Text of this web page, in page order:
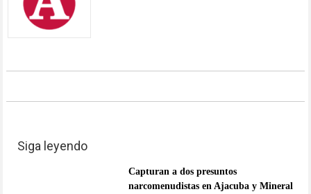
Siga leyendo
Capturan a dos presuntos
narcomenudistas en Ajacuba y Mineral